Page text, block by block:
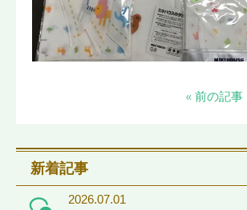
« 前の記事
新着記事
2026.07.01